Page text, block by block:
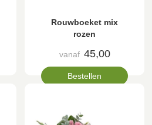
Rouwboeket mix
rozen
vanaf 45,00
Bestellen